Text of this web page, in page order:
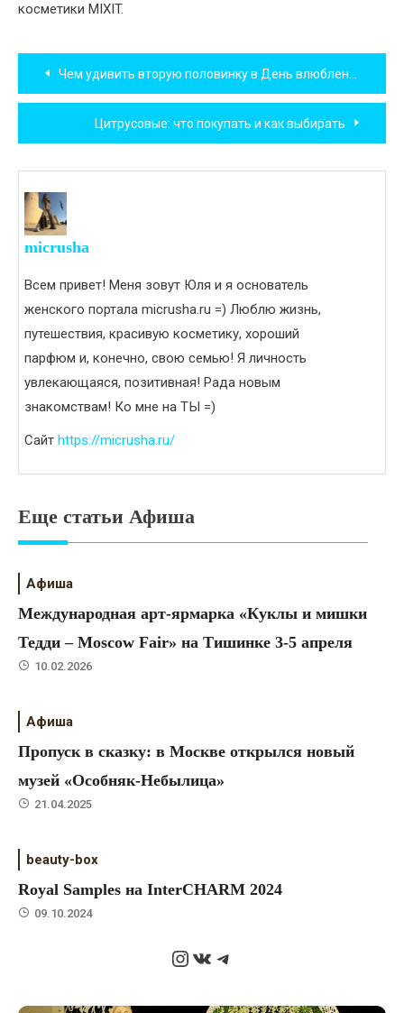
косметики MIXIT.
Навигация
по
записям
Чем удивить вторую половинку в День влюбленных?
Цитрусовые: что покупать и как выбирать
micrusha
Всем привет! Меня зовут Юля и я основатель
женского портала micrusha.ru =) Люблю жизнь,
путешествия, красивую косметику, хороший
парфюм и, конечно, свою семью! Я личность
увлекающаяся, позитивная! Рада новым
знакомствам! Ко мне на ТЫ =)
Сайт https://micrusha.ru/
Еще статьи Афиша
Афиша
Международная арт-ярмарка «Куклы и мишки
Тедди – Moscow Fair» на Тишинке 3-5 апреля
10.02.2026
Афиша
Пропуск в сказку: в Москве открылся новый
музей «Особняк-Небылица»
21.04.2025
beauty-box
Royal Samples на InterCHARM 2024
09.10.2024
Instagram
ВКонтакте
Telegram